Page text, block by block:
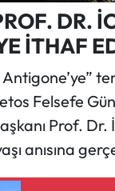
DR.
İTHAF
Antigone’ye”
Felsefe
Prof. Dr.
anısına